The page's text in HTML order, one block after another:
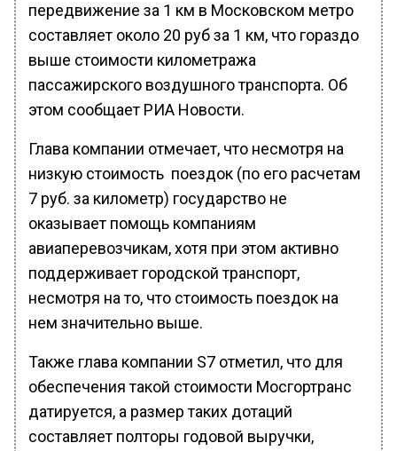
передвижение за 1 км в Московском метро
составляет около 20 руб за 1 км, что гораздо
выше стоимости километража
пассажирского воздушного транспорта. Об
этом сообщает РИА Новости.
Глава компании отмечает, что несмотря на
низкую стоимость поездок (по его расчетам
7 руб. за километр) государство не
оказывает помощь компаниям
авиаперевозчикам, хотя при этом активно
поддерживает городской транспорт,
несмотря на то, что стоимость поездок на
нем значительно выше.
Также глава компании S7 отметил, что для
обеспечения такой стоимости Мосгортранс
датируется, а размер таких дотаций
составляет полторы годовой выручки,